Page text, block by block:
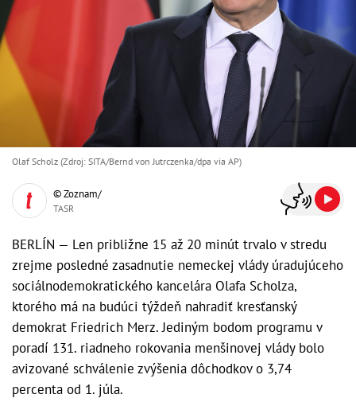
Olaf Scholz (Zdroj: SITA/Bernd von Jutrczenka/dpa via AP)
© Zoznam/
TASR
BERLÍN — Len približne 15 až 20 minút trvalo v stredu
zrejme posledné zasadnutie nemeckej vlády úradujúceho
sociálnodemokratického kancelára Olafa Scholza,
ktorého má na budúci týždeň nahradiť kresťanský
demokrat Friedrich Merz. Jediným bodom programu v
poradí 131. riadneho rokovania menšinovej vlády bolo
avizované schválenie zvýšenia dôchodkov o 3,74
percenta od 1. júla.